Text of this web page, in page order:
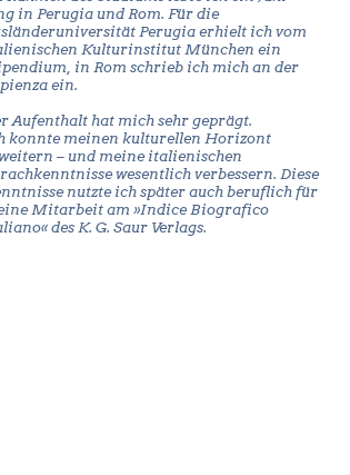
in Perugia und Rom. Für die
Perugia erhielt ich vom
Kulturinstitut München ein
in Rom schrieb ich mich an der
ein.
Aufenthalt hat mich sehr geprägt.
konnte meinen kulturellen Horizont
– und meine italienischen
wesentlich verbessern. Diese
nutzte ich später auch beruflich für
Mitarbeit am »Indice Biografico
des K. G. Saur Verlags.